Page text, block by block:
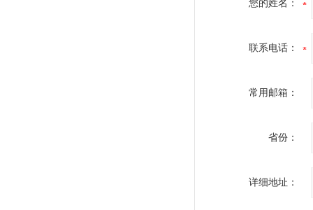
您的姓名：
联系电话：
常用邮箱：
省份：
详细地址：